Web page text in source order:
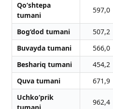
Qo‘shtepa
tumani
597,0
Bog‘dod tumani 507,2
Buvayda tumani
566,0
Beshariq tumani
454,2
Quva tumani
671,9
Uchko‘prik
962,4